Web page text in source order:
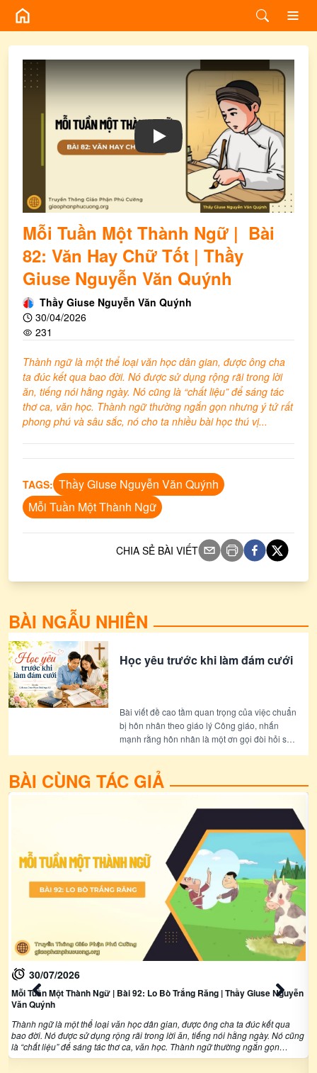
Play
Mỗi Tuần Một Thành Ngữ | Bài
82: Văn Hay Chữ Tốt | Thầy
Giuse Nguyễn Văn Quýnh
Thầy Giuse Nguyễn Văn Quýnh
30/04/2026
231
Thành ngữ là một thể loại văn học dân gian, được ông cha
ta đúc kết qua bao đời. Nó được sử dụng rộng rãi trong lời
ăn, tiếng nói hằng ngày. Nó cũng là “chất liệu” để sáng tác
thơ ca, văn học. Thành ngữ thường ngắn gọn nhưng ý tứ rất
phong phú và sâu sắc, nó cho ta nhiều bài học thú vị...
TAGS: Thầy Giuse Nguyễn Văn Quýnh
Mỗi Tuần Một Thành Ngữ
CHIA SẺ BÀI VIẾT
BÀI NGẪU NHIÊN
Học yêu trước khi làm đám cưới
Bài viết đề cao tầm quan trọng của việc chuẩn
bị hôn nhân theo giáo lý Công giáo, nhấn
mạnh rằng hôn nhân là một ơn gọi đòi hỏi sự
việc Đồng hành với các đôi bạn trẻ trước và
sau hôn lễ, giúp họ xây dựng một gia đình
bền vững và tràn đầy ân sủng.
BÀI CÙNG TÁC GIẢ
30/07/2026
Mỗi Tuần Một Thành Ngữ | Bài 92: Lo Bò Trắng Răng | Thầy Giuse Nguyễn
Văn Quýnh
Thành ngữ là một thể loại văn học dân gian, được ông cha ta đúc kết qua
bao đời. Nó được sử dụng rộng rãi trong lời ăn, tiếng nói hằng ngày. Nó cũng
là “chất liệu” để sáng tác thơ ca, văn học. Thành ngữ thường ngắn gọn
nhưng ý tứ rất phong phú và sâu sắc, nó cho ta nhiều bài học thú vị...